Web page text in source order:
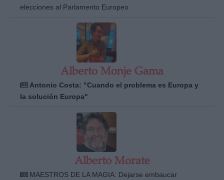
elecciones al Parlamento Europeo
Alberto Monje Gama
Antonio Costa: "Cuando el problema es Europa y
la solución Europa"
Alberto Morate
MAESTROS DE LA MAGIA: Dejarse embaucar